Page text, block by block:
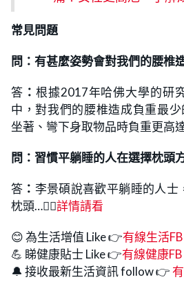
常見問題
問：有甚麼姿勢會對我們的腰椎
答 ： 根據2017年哈佛大學的研
中，對我們的腰椎造成負重最
坐著、彎下身取物品時負重更高
問： 習慣平躺睡的人在選擇枕頭
答 ： 李景碩說喜歡平躺睡的人士
枕頭…👉🏻詳情請看
😊 為生活增值 Like 👉有線生活FB
💪 睇健康貼士 Like 👉有線健康FB
🔔 接收最新生活資訊 follow 👉